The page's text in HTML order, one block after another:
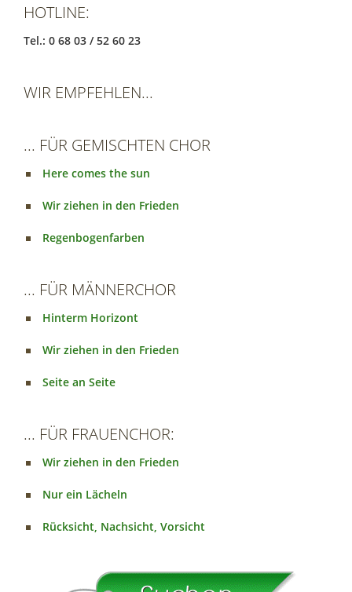
HOTLINE:
Tel.: 0 68 03 / 52 60 23
WIR EMPFEHLEN...
... FÜR GEMISCHTEN CHOR
Here comes the sun
Wir ziehen in den Frieden
Regenbogenfarben
... FÜR MÄNNERCHOR
Hinterm Horizont
Wir ziehen in den Frieden
Seite an Seite
... FÜR FRAUENCHOR:
Wir ziehen in den Frieden
Nur ein Lächeln
Rücksicht, Nachsicht, Vorsicht